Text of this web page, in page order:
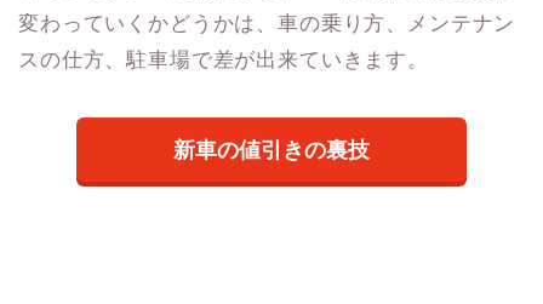
変わっていくかどうかは、車の乗り方、メンテナン
スの仕方、駐車場で差が出来ていきます。
新車の値引きの裏技